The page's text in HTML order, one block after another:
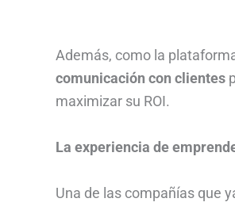
Además, como la
comunicación con clientes
maximizar su ROI.
La experiencia de
Una de las compañías que